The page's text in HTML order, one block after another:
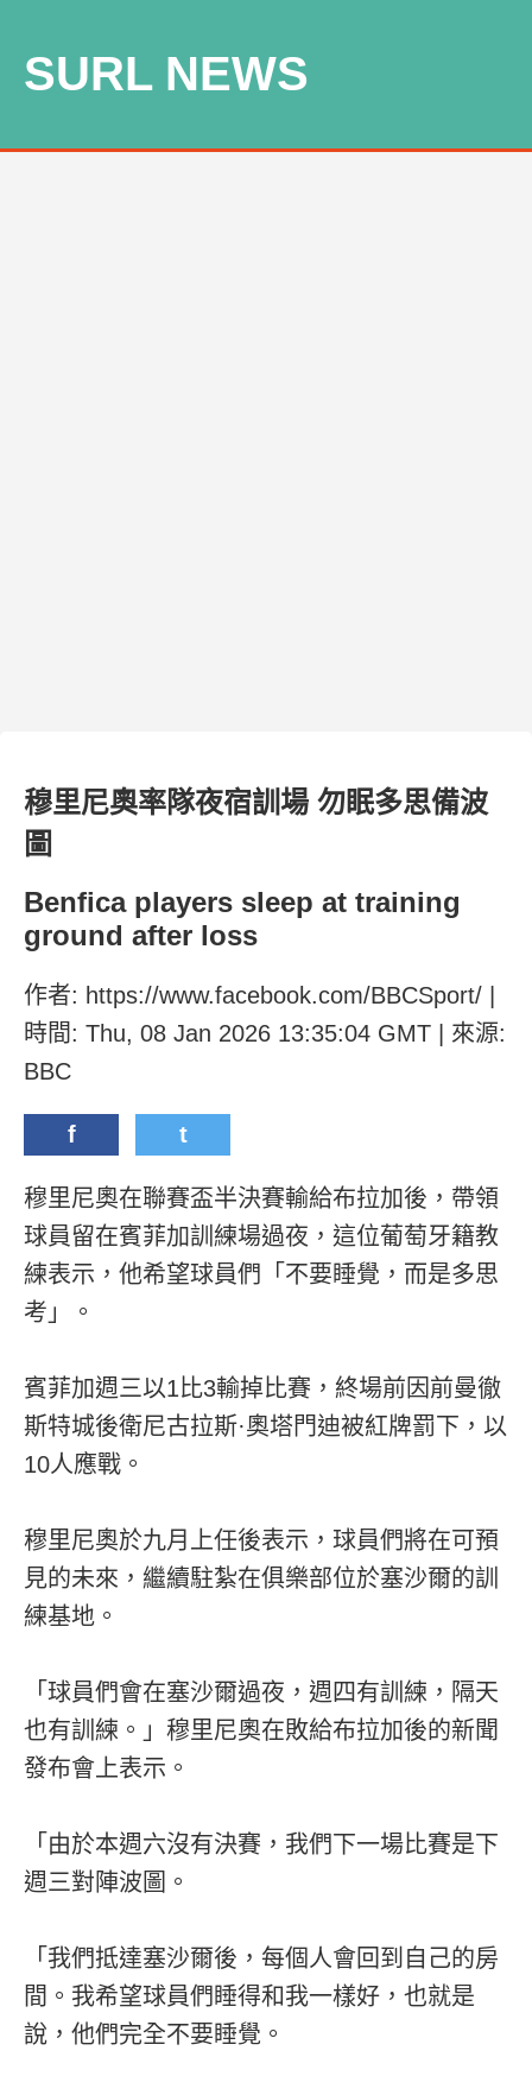
SURL NEWS
穆里尼奧率隊夜宿訓場 勿眠多思備波
圖
Benfica players sleep at training
ground after loss
作者: https://www.facebook.com/BBCSport/ |
時間: Thu, 08 Jan 2026 13:35:04 GMT | 來源:
BBC
f t
穆里尼奧在聯賽盃半決賽輸給布拉加後，帶領
球員留在賓菲加訓練場過夜，這位葡萄牙籍教
練表示，他希望球員們「不要睡覺，而是多思
考」。
賓菲加週三以1比3輸掉比賽，終場前因前曼徹
斯特城後衛尼古拉斯·奧塔門迪被紅牌罰下，以
10人應戰。
穆里尼奧於九月上任後表示，球員們將在可預
見的未來，繼續駐紮在俱樂部位於塞沙爾的訓
練基地。
「球員們會在塞沙爾過夜，週四有訓練，隔天
也有訓練。」穆里尼奧在敗給布拉加後的新聞
發布會上表示。
「由於本週六沒有決賽，我們下一場比賽是下
週三對陣波圖。
「我們抵達塞沙爾後，每個人會回到自己的房
間。我希望球員們睡得和我一樣好，也就是
說，他們完全不要睡覺。